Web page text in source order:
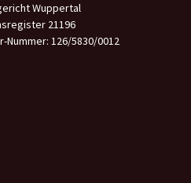
Wuppertal
21196
Nummer: 126/5830/0012